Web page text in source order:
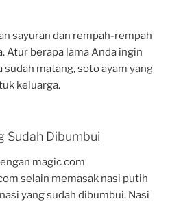
sayuran dan rempah-rempah
Atur berapa lama Anda ingin
sudah matang, soto ayam yang
keluarga.
Sudah Dibumbui
magic com
selain memasak nasi putih
yang sudah dibumbui. Nasi